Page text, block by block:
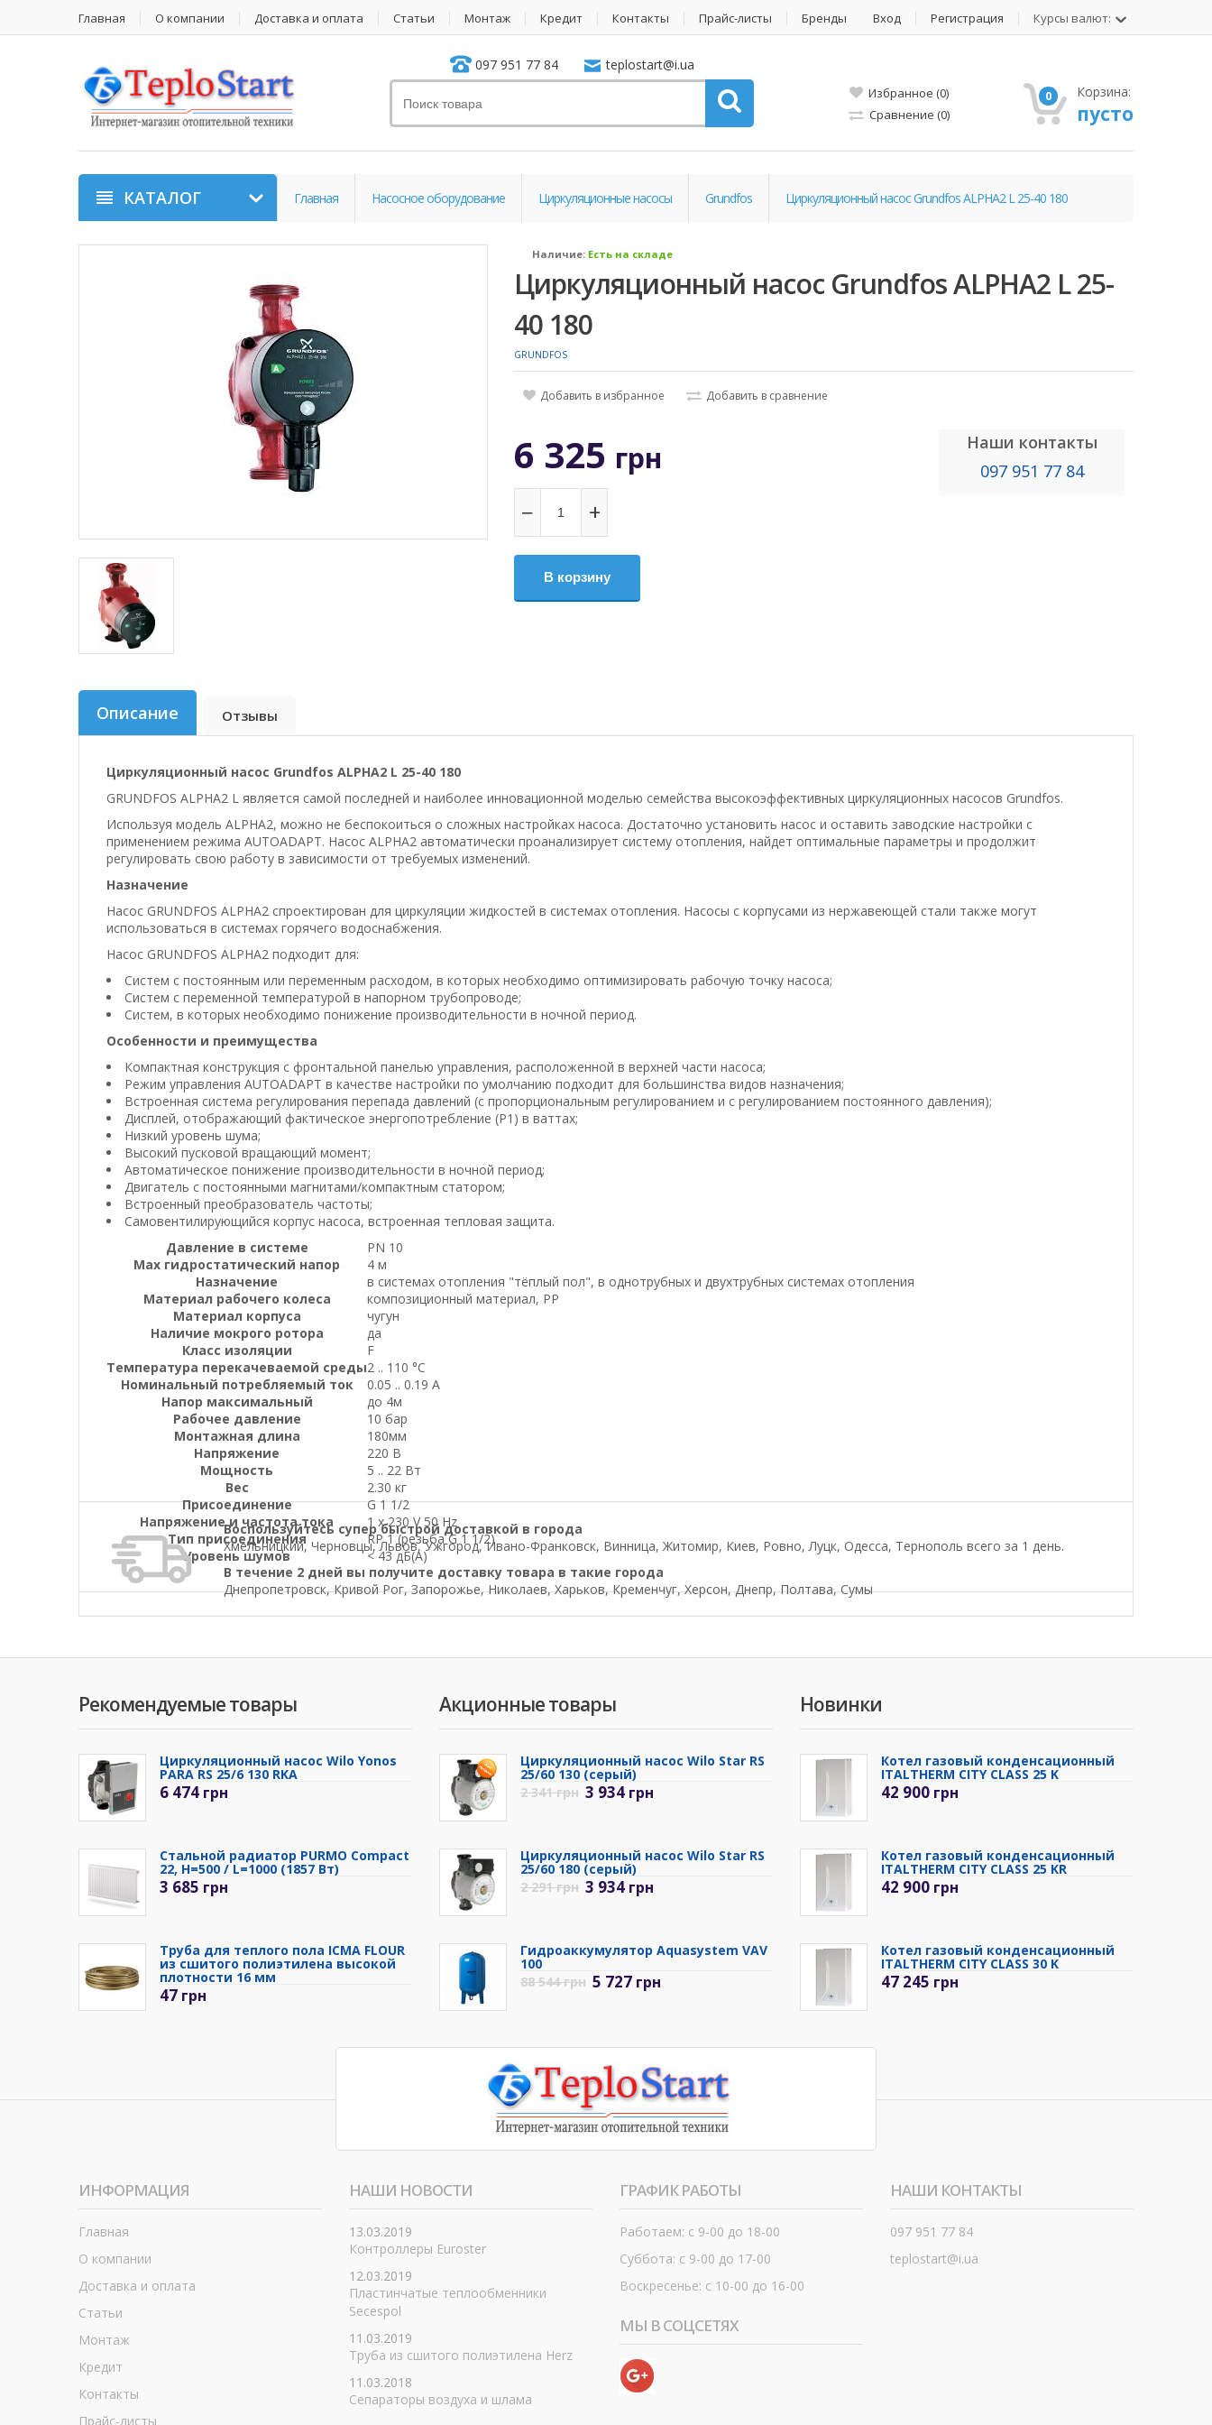
Главная О компании Доставка и оплата Статьи Монтаж Кредит Контакты Прайс-листы Бренды Вход Регистрация Курсы валют:
097 951 77 84 teplostart@i.ua
Избранное (0)
Сравнение (0)
0 Корзина:
пусто
КАТАЛОГ Главная Насосное оборудование Циркуляционные насосы Grundfos Циркуляционный насос Grundfos ALPHA2 L 25-40 180
Наличие: Есть на складе
Циркуляционный насос Grundfos ALPHA2 L 25-
40 180
GRUNDFOS
Добавить в избранное Добавить в сравнение
6 325 грн
− +
В корзину
Наши контакты
097 951 77 84
Описание Отзывы
Циркуляционный насос Grundfos ALPHA2 L 25-40 180
GRUNDFOS ALPHA2 L является самой последней и наиболее инновационной моделью семейства высокоэффективных циркуляционных насосов Grundfos.
Используя модель ALPHA2, можно не беспокоиться о сложных настройках насоса. Достаточно установить насос и оставить заводские настройки с
применением режима AUTOADAPT. Насос ALPHA2 автоматически проанализирует систему отопления, найдет оптимальные параметры и продолжит
регулировать свою работу в зависимости от требуемых изменений.
Назначение
Насос GRUNDFOS ALPHA2 спроектирован для циркуляции жидкостей в системах отопления. Насосы с корпусами из нержавеющей стали также могут
использоваться в системах горячего водоснабжения.
Насос GRUNDFOS ALPHA2 подходит для:
Систем с постоянным или переменным расходом, в которых необходимо оптимизировать рабочую точку насоса;
Систем с переменной температурой в напорном трубопроводе;
Систем, в которых необходимо понижение производительности в ночной период.
Особенности и преимущества
Компактная конструкция с фронтальной панелью управления, расположенной в верхней части насоса;
Режим управления AUTOADAPT в качестве настройки по умолчанию подходит для большинства видов назначения;
Встроенная система регулирования перепада давлений (с пропорциональным регулированием и с регулированием постоянного давления);
Дисплей, отображающий фактическое энергопотребление (P1) в ваттах;
Низкий уровень шума;
Высокий пусковой вращающий момент;
Автоматическое понижение производительности в ночной период;
Двигатель с постоянными магнитами/компактным статором;
Встроенный преобразователь частоты;
Самовентилирующийся корпус насоса, встроенная тепловая защита.
Давление в системе
PN 10
Max гидростатический напор
4 м
Назначение
в системах отопления "тёплый пол", в однотрубных и двухтрубных системах отопления
Материал рабочего колеса
композиционный материал, PP
Материал корпуса
чугун
Наличие мокрого ротора
да
Класс изоляции
F
Температура перекачеваемой среды2 .. 110 °C
Номинальный потребляемый ток
0.05 .. 0.19 A
Напор максимальный
до 4м
Рабочее давление
10 бар
Монтажная длина
180мм
Напряжение
220 В
Мощность
5 .. 22 Вт
Вес
2.30 кг
Присоединение
G 1 1/2
Напряжение и частота тока
1 x 230 V 50 Hz
Tип присоединения
RP 1 (резьба G 1 1/2)
Уровень шумов
< 43 дБ(А)
Воспользуйтесь супер быстрой доставкой в города
Хмельницкий, Черновцы, Львов, Ужгород, Ивано-Франковск, Винница, Житомир, Киев, Ровно, Луцк, Одесса, Тернополь всего за 1 день.
В течение 2 дней вы получите доставку товара в такие города
Днепропетровск, Кривой Рог, Запорожье, Николаев, Харьков, Кременчуг, Херсон, Днепр, Полтава, Сумы
Рекомендуемые товары
Циркуляционный насос Wilo Yonos
PARA RS 25/6 130 RKA
6 474 грн
Стальной радиатор PURMO Compact
22, H=500 / L=1000 (1857 Вт)
3 685 грн
Труба для теплого пола ICMA FLOUR
из сшитого полиэтилена высокой
плотности 16 мм
47 грн
Акционные товары
Циркуляционный насос Wilo Star RS
25/60 130 (серый)
2 341грн 3 934 грн
Циркуляционный насос Wilo Star RS
25/60 180 (серый)
2 291грн 3 934 грн
Гидроаккумулятор Aquasystem VAV
100
88 544грн 5 727 грн
Новинки
Котел газовый конденсационный
ITALTHERM CITY CLASS 25 K
42 900 грн
Котел газовый конденсационный
ITALTHERM CITY CLASS 25 KR
42 900 грн
Котел газовый конденсационный
ITALTHERM CITY CLASS 30 K
47 245 грн
ИНФОРМАЦИЯ
Главная
О компании
Доставка и оплата
Статьи
Монтаж
Кредит
Контакты
Прайс-листы
НАШИ НОВОСТИ
13.03.2019
Контроллеры Euroster
12.03.2019
Пластинчатые теплообменники
Secespol
11.03.2019
Труба из сшитого полиэтилена Herz
11.03.2018
Сепараторы воздуха и шлама
ГРАФИК РАБОТЫ
Работаем: с 9-00 до 18-00
Суббота: с 9-00 до 17-00
Воскресенье: с 10-00 до 16-00
МЫ В СОЦСЕТЯХ
НАШИ КОНТАКТЫ
097 951 77 84
teplostart@i.ua